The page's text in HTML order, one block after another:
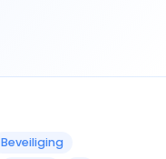
Beveiliging